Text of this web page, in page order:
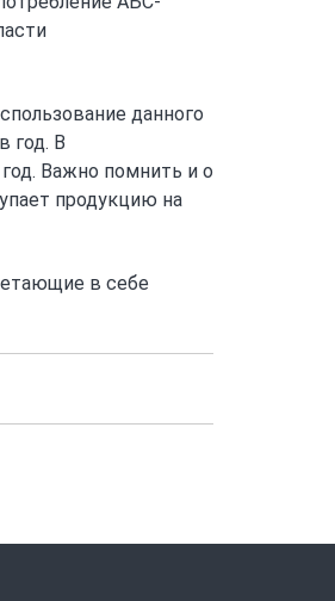
данного
год. В
Важно помнить и о
продукцию на
в себе